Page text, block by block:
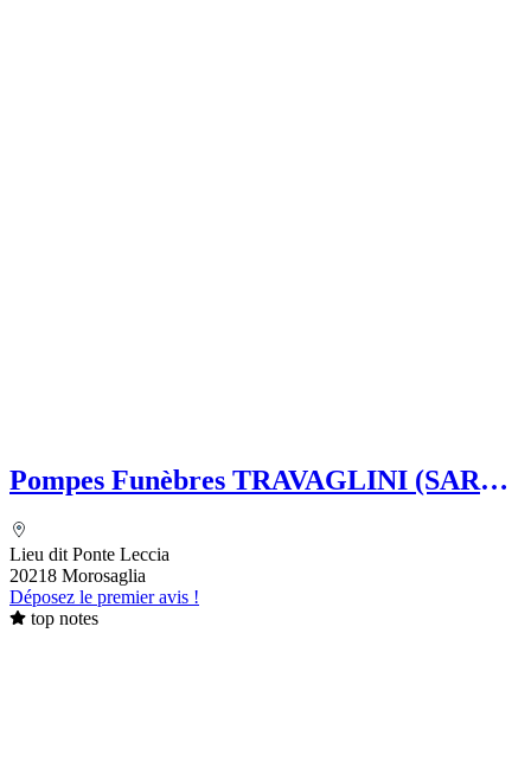
Pompes Funèbres TRAVAGLINI (SARL)
secondaire Grégoire TRAVAGLINI
Lieu dit Ponte Leccia
20218 Morosaglia
Déposez le premier avis !
top notes